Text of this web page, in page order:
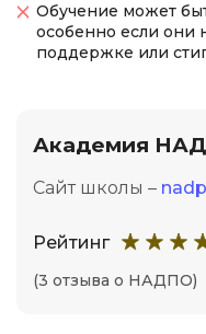
Обучение может
особенно если они
поддержке или
Академия
Сайт школы –
Рейтинг
(3 отзыва о НАДПО)